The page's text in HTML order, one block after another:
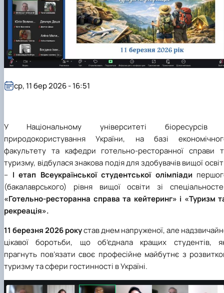
Презентація про роботу гуртка
Звіт про роботу гуртка
Презентація про роботу гуртка
наукового гуртка «Туризм&Рекреація»
Звіт про роботу гуртка
Презентація про роботу гуртка
Науковий доробок членів студентського
наукового гуртка "Туристичний візіонер"
Звіт про роботу гуртка
Презентація про роботу гуртка
У Національному університеті біоресурсів
природокористування України, на базі
факультету та кафедри готельно-ресторанної справи
туризму, відбулася знакова подія для здобувачів вищої
– І етап Всеукраїнської студентської олімпіади
(бакалаврського) рівня вищої освіти зі
«Готельно-ресторанна справа та кейтеринг» і «Туризм
рекреація».
11 березня 2026 рокустав днем напруженої, але
цікавої боротьби, що об’єднала кращих студентів,
прагнуть пов’язати своє професійне майбутнє з
туризму та сфери гостинності в Україні.
ср, 11 бер 2026 - 16:51